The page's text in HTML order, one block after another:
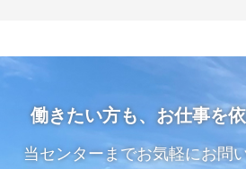
働きたい方も、お仕事を依
当センターまでお気軽にお問